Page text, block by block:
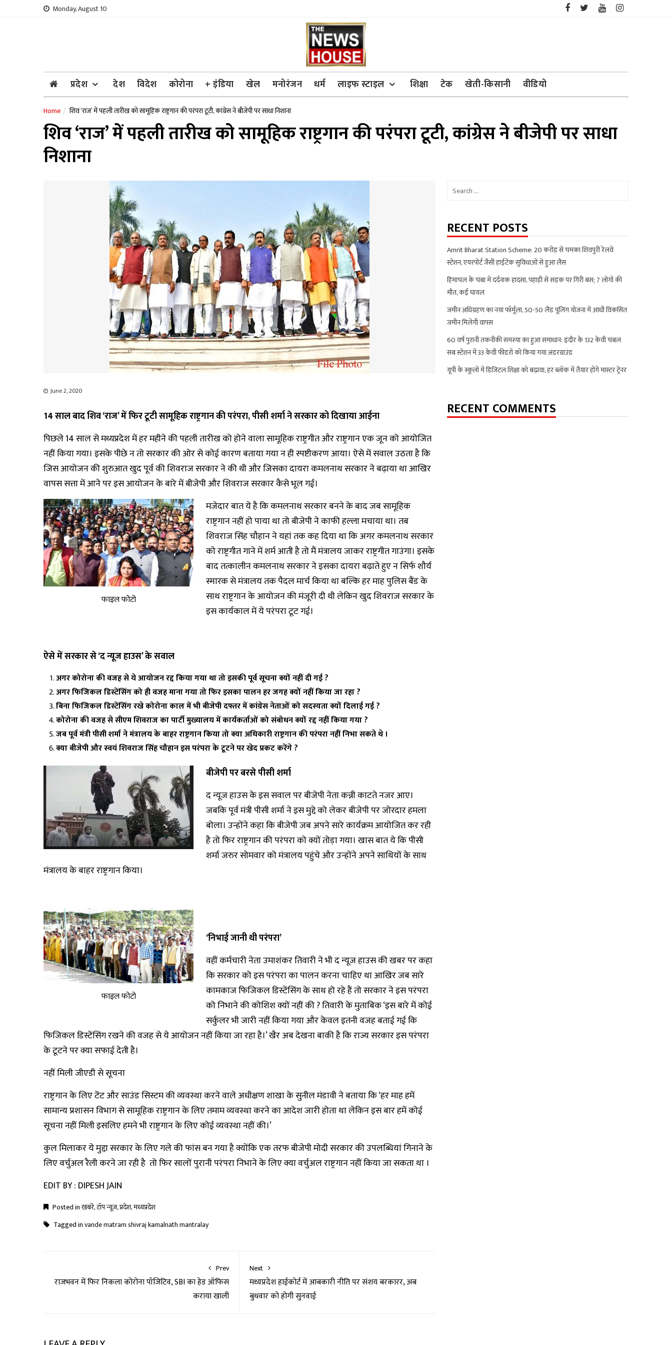
Monday, August 10
प्रदेश देश विदेश कोरोना + इंडिया खेल मनोरंजन धर्म लाइफ स्टाइल शिक्षा टेक खेती-किसानी वीडियो
Home शिव ‘राज’ में पहली तारीख को सामूहिक राष्ट्रगान की परंपरा टूटी, कांग्रेस ने बीजेपी पर साधा निशाना
शिव ‘राज’ में पहली तारीख को सामूहिक राष्ट्रगान की परंपरा टूटी, कांग्रेस ने बीजेपी पर साधा
निशाना
June 2, 2020
14साल बाद शिव ‘राज’में फिर टूटी सामूहिक राष्ट्रगान की परंपरा, पीसी शर्मा ने सरकार को दिखाया आईना
पिछले 14 साल से मध्यप्रदेश में हर महीने की पहली तारीख को होने वाला सामूहिक राष्ट्रगीत और राष्ट्रगान एक जून को आयोजित
नहीं किया गया। इसके पीछे न तो सरकार की ओर से कोई कारण बताया गया न ही स्पष्टीकरण आया। ऐसे में सवाल उठता है कि
जिस आयोजन की शुरुआत खुद पूर्व की शिवराज सरकार ने की थी और जिसका दायरा कमलनाथ सरकार ने बढ़ाया था आखिर
वापस सत्ता में आने पर इस आयोजन के बारे में बीजेपी और शिवराज सरकार कैसे भूल गई।
फाइल फोटो
मजेदार बात ये है कि कमलनाथ सरकार बनने के बाद जब सामूहिक
राष्ट्रगान नहीं हो पाया था तो बीजेपी ने काफी हल्ला मचाया था। तब
शिवराज सिंह चौहान ने यहां तक कह दिया था कि अगर कमलनाथ सरकार
को राष्ट्रगीत गाने में शर्म आती है तो मैं मंत्रालय जाकर राष्ट्रगीत गाउंगा। इसके
बाद तत्कालीन कमलनाथ सरकार ने इसका दायरा बढ़ाते हुए न सिर्फ शौर्य
स्मारक से मंत्रालय तक पैदल मार्च किया था बल्कि हर माह पुलिस बैंड के
साथ राष्ट्रगान के आयोजन की मंजूरी दी थी लेकिन खुद शिवराज सरकार के
इस कार्यकाल में ये परंपरा टूट गई।
ऐसे में सरकार से ‘द न्यूजहाउस’के सवाल
अगर कोरोना की वजह से ये आयोजन रद्द किया गया था तो इसकी पूर्व सूचना क्यों नहीं दी गई ?
अगर फिजिकल डिस्टेंसिंग को ही वजह माना गया तो फिर इसका पालन हर जगह क्यों नहीं किया जा रहा ?
बिना फिजिकल डिस्टेंसिंग रखे कोरोना काल में भी बीजेपी दफ्तर में कांग्रेस नेताओं को सदस्यता क्यों दिलाई गई ?
कोरोना की वजह से सीएम शिवराज का पार्टी मुख्यालय में कार्यकर्ताओं को संबोधन क्यों रद्द नहीं किया गया ?
जब पूर्व मंत्री पीसी शर्मा ने मंत्रालय के बाहर राष्ट्रगान किया तो क्या अधिकारी राष्ट्रगान की परंपरा नहीं निभा सकते थे।
क्या बीजेपी और स्वयं शिवराज सिंह चौहान इस परंपरा के टूटने पर खेद प्रकट करेंगे ?
बीजेपी पर बरसे पीसी शर्मा
द न्यूज हाउस के इस सवाल पर बीजेपी नेता कन्नी काटते नजर आए।
जबकि पूर्व मंत्री पीसी शर्मा ने इस मुद्दे को लेकर बीजेपी पर जोरदार हमला
बोला। उन्होंने कहा कि बीजेपी जब अपने सारे कार्यक्रम आयोजित कर रही
है तो फिर राष्ट्रगान की परंपरा को क्यों तोड़ा गया। खास बात ये कि पीसी
शर्मा जरुर सोमवार को मंत्रालय पहुंचे और उन्होंने अपने साथियों के साथ
मंत्रालय के बाहर राष्ट्रगान किया।
फाइल फोटो
‘निभाई जानी थी परंपरा’
वहीं कर्मचारी नेता उमाशंकर तिवारी ने भी द न्यूज हाउस की खबर पर कहा
कि सरकार को इस परंपरा का पालन करना चाहिए था आखिर जब सारे
कामकाज फिजिकल डिस्टेंसिंग के साथ हो रहे हैं तो सरकार ने इस परंपरा
को निभाने की कोशिश क्यों नहीं की ? तिवारी के मुताबिक ‘इस बारे में कोई
सर्कुलर भी जारी नहीं किया गया और केवल इतनी वजह बताई गई कि
फिजिकल डिस्टेंसिंग रखने की वजह से ये आयोजन नहीं किया जा रहा है।’ खैर अब देखना बाकी है कि राज्य सरकार इस परंपरा
के टूटने पर क्या सफाई देती है।
नहीं मिली जीएडी से सूचना
राष्ट्रगान के लिए टेंट और साउंड सिस्टम की व्यवस्था करने वाले अधीक्षण शाखा के सुनील मंडावी ने बताया कि ‘हर माह हमें
सामान्य प्रशासन विभाग से सामूहिक राष्ट्रगान के लिए तमाम व्यवस्था करने का आदेश जारी होता था लेकिन इस बार हमें कोई
सूचना नहीं मिली इसलिए हमने भी राष्ट्रगान के लिए कोई व्यवस्था नहीं की।’
कुल मिलाकर ये मुद्दा सरकार के लिए गले की फांस बन गया है क्योंकि एक तरफ बीजेपी मोदी सरकार की उपलब्धियां गिनाने के
लिए वर्चुअल रैली करने जा रही है तो फिर सालों पुरानी परंपरा निभाने के लिए क्या वर्चुअल राष्ट्रगान नहीं किया जा सकता था ।
EDIT BY : DIPESH JAIN
Posted inख़बरें,टॉप न्यूज़,प्रदेश,मध्यप्रदेश
Tagged invande matram shivraj kamalnath mantralay
Prev
राजभवन में फिर निकला कोरोना पॉजिटिव, SBI का हेड ऑफिस
कराया खाली
Next
मध्यप्रदेश हाईकोर्ट में आबकारी नीति पर संशय बरकारर, अब
बुधवार को होगी सुनवाई
Search
RECENT POSTS
Amrit Bharat Station Scheme: 20 करोड़ से चमका शिवपुरी रेलवे
स्टेशन, एयरपोर्ट जैसी हाईटेक सुविधाओं से हुआ लैस
हिमाचल के चंबा में दर्दनाक हादसा, पहाड़ी से सड़क पर गिरी बस; 7 लोगों की
मौत, कई घायल
जमीन अधिग्रहण का नया फॉर्मूला, 50-50 लैंड पूलिंग योजना में आधी विकसित
जमीन मिलेगी वापस
60 वर्ष पुरानी तकनीकी समस्या का हुआ समाधान: इंदौर के 132 केवी चंबल
सब स्टेशन में 33 केवी फीडरों को किया गया अंडरग्राउंड
यूपी के स्कूलों में डिजिटल शिक्षा को बढ़ावा, हर ब्लॉक में तैयार होंगे मास्टर ट्रेनर
RECENT COMMENTS